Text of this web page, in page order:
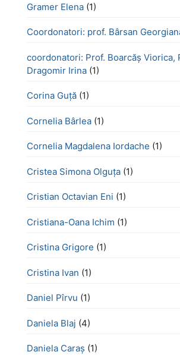
Gramer Elena (1)
Coordonatori: prof. Bârsan
coordonatori: Prof. Boarcăș Viorica,
Dragomir Irina (1)
Corina Guță (1)
Cornelia Bârlea (1)
Cornelia Magdalena Iordache (1)
Cristea Simona Olguța (1)
Cristian Octavian Eni (1)
Cristiana-Oana Ichim (1)
Cristina Grigore (1)
Cristina Ivan (1)
Daniel Pîrvu (1)
Daniela Blaj (4)
Daniela Caraș (1)